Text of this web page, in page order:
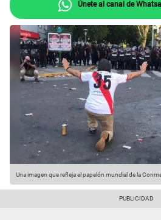
Únete al canal de
Una imagen que refleja el papelón mundial de la